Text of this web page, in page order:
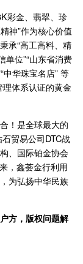
彩金、翡翠、珍
神”作为核心价值
承“高工高料、精
单位”“山东省消费
中华珠宝名店” 等
体系认证的黄金
！是全球最大的
贸易公司DTC战
、国际铂金协会
，鑫荟金行利用
为弘扬中华民族
方，版权问题解